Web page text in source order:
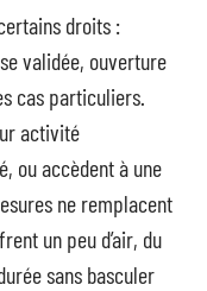
droits :
validée, ouverture
cas particuliers.
activité
ou accèdent à une
ne remplacent
un peu d’air, du
sans basculer